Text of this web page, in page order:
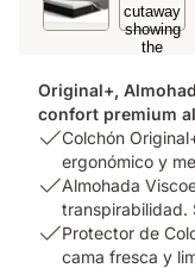
Original+,
confort premium
USP
Colchón
Original+
híbrido
con
Colchón
ergonómico y
USP
Almohada
Viscoelástica
Almohada
transpirabilidad.
USPProtector de Colchón
cama fresca y